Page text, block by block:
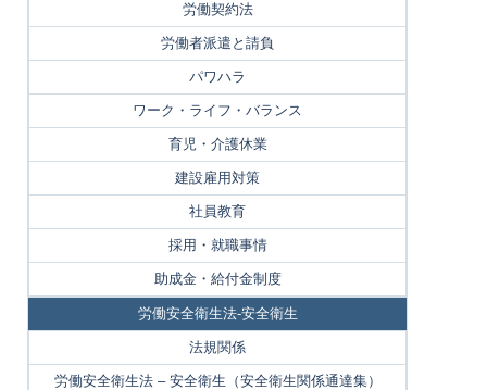
労働契約法
労働者派遣と請負
パワハラ
ワーク・ライフ・バランス
育児・介護休業
建設雇用対策
社員教育
採用・就職事情
助成金・給付金制度
労働安全衛生法-安全衛生
法規関係
労働安全衛生法 – 安全衛生（安全衛生関係通達集）